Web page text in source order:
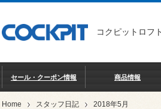
コクピットロフ
セール・クーポン情報 商品情報
Home スタッフ日記 2018年5月